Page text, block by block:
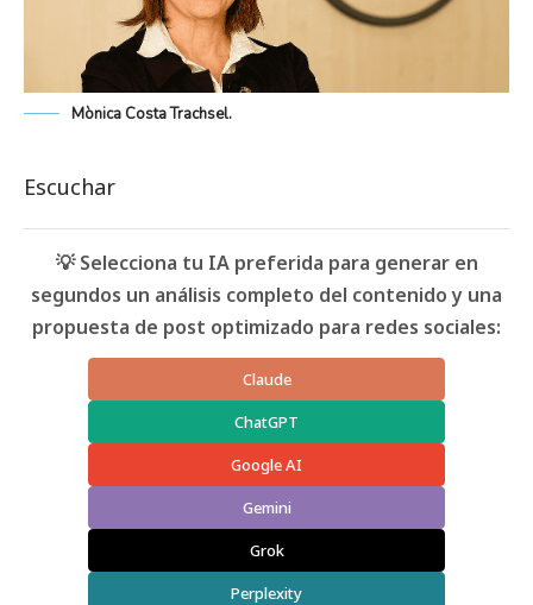
Mònica Costa Trachsel.
Escuchar
💡 Selecciona tu IA preferida para generar en
segundos un análisis completo del contenido y una
propuesta de post optimizado para redes sociales:
Claude
ChatGPT
Google AI
Gemini
Grok
Perplexity